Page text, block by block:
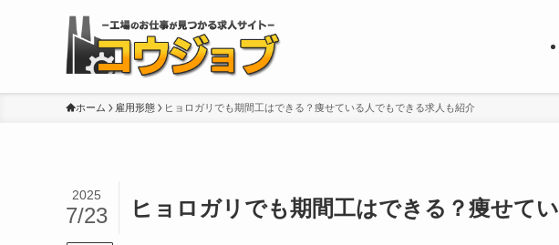
ホーム 雇用形態 ヒョロガリでも期間工はできる？痩せている人でもできる求人も紹介
ヒョロガリでも期間工はできる？痩せて
2025
7/23